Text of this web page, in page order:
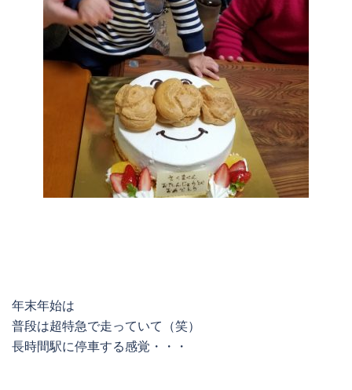
年末年始は
普段は超特急で走っていて（笑）
長時間駅に停車する感覚・・・